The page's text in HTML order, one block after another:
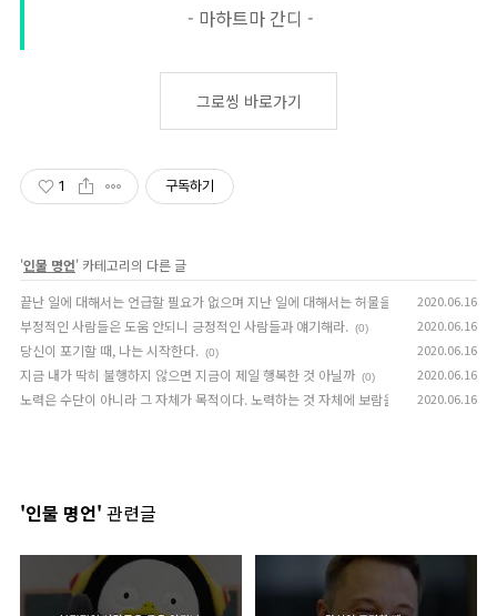
- 마하트마 간디 -
그로씽 바로가기
1 구독하기
'인물 명언' 카테고리의 다른 글
끝난 일에 대해서는 언급할 필요가 없으며 지난 일에 대해서는 허물을 물을 필요가 없다.
2020.06.16
부정적인 사람들은 도움 안되니 긍정적인 사람들과 얘기해라. (0) 2020.06.16
당신이 포기할 때, 나는 시작한다. (0) 2020.06.16
지금 내가 딱히 불행하지 않으면 지금이 제일 행복한 것 아닐까 (0) 2020.06.16
노력은 수단이 아니라 그 자체가 목적이다. 노력하는 것 자체에 보람을 느낀다면 누구
2020.06.16
'인물 명언' 관련글